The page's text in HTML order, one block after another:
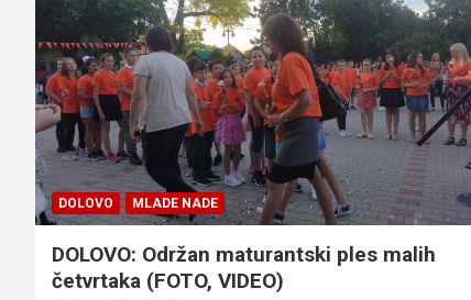
DOLOVO MLADE NADE
DOLOVO: Održan maturantski ples malih
četvrtaka (FOTO, VIDEO)